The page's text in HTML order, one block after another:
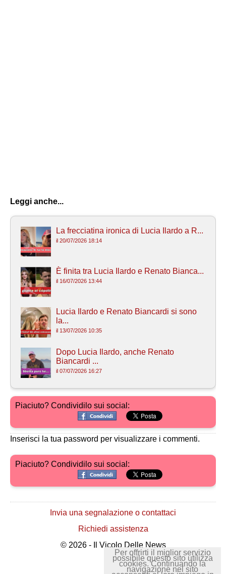
Leggi anche...
La frecciatina ironica di Lucia Ilardo a R...
il 20/07/2026 18:14
È finita tra Lucia Ilardo e Renato Bianca...
il 16/07/2026 13:44
Lucia Ilardo e Renato Biancardi si sono
la...
il 13/07/2026 10:35
Dopo Lucia Ilardo, anche Renato
Biancardi ...
il 07/07/2026 16:27
Piaciuto? Condividilo sui social:
Inserisci la tua password per visualizzare i commenti.
Piaciuto? Condividilo sui social:
Invia una segnalazione o contattaci
Richiedi assistenza
© 2026 - Il Vicolo Delle News
Per offrirti il miglior servizio
possibile questo sito utilizza
cookies. Continuando la
navigazione nel sito